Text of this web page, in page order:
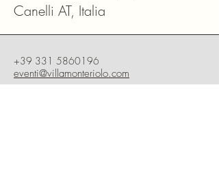
Canelli AT, Italia
+39 331 5860196
eventi@villamonteriolo.com